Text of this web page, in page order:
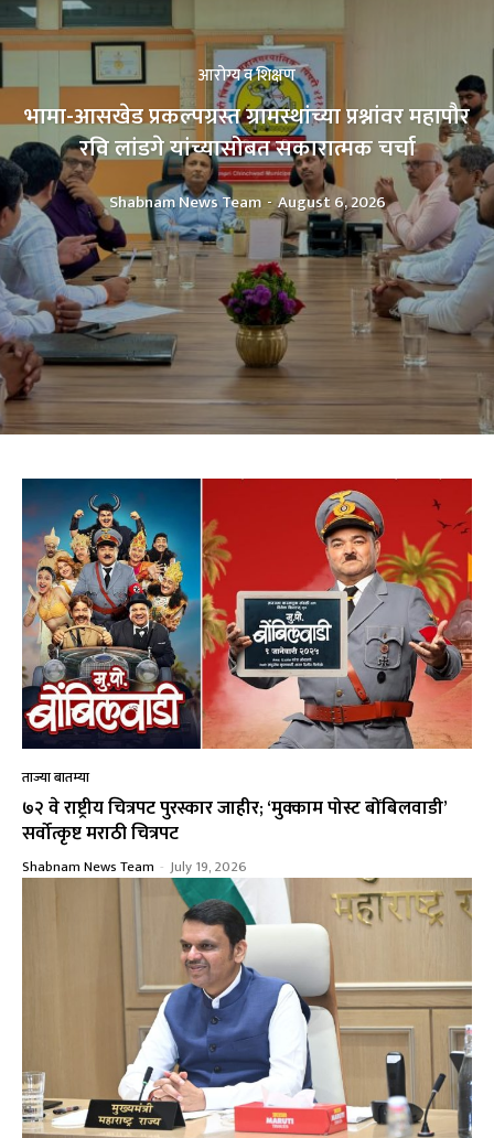
आरोग्य व शिक्षण
भामा-आसखेड प्रकल्पग्रस्त ग्रामस्थांच्या प्रश्नांवर महापौर
रवि लांडगे यांच्यासोबत सकारात्मक चर्चा
Shabnam News Team - August 6, 2026
ताज्या बातम्या
७२ वे राष्ट्रीय चित्रपट पुरस्कार जाहीर; ‘मुक्काम पोस्ट बोंबिलवाडी’
सर्वोत्कृष्ट मराठी चित्रपट
Shabnam News Team - July 19, 2026